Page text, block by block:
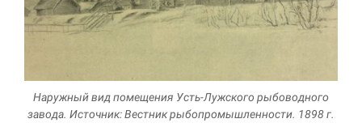
Наружный вид помещения Усть-Лужского рыбоводного
завода. Источник: Вестник рыбопромышленности. 1898 г.